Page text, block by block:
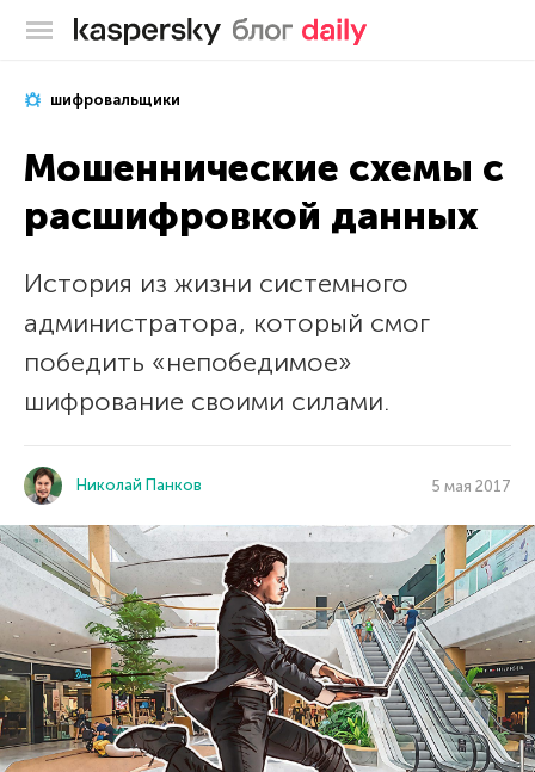
Блог Касперского
шифровальщики
Мошеннические схемы с
расшифровкой данных
История из жизни системного
администратора, который смог
победить «непобедимое»
шифрование своими силами.
Николай Панков 5 мая 2017